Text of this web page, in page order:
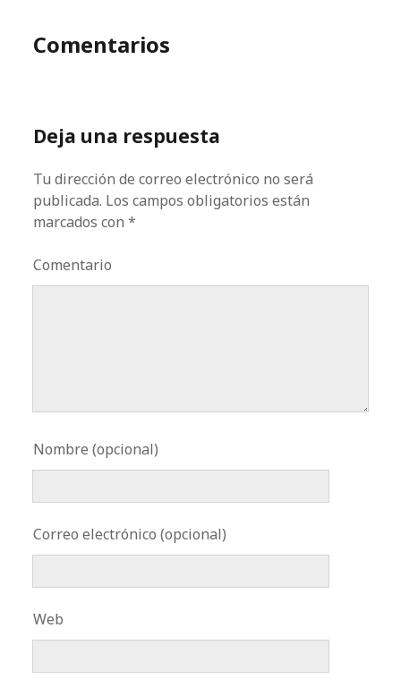
Comentarios
Deja una respuesta
Tu dirección de correo electrónico no será
publicada. Los campos obligatorios están
marcados con*
Comentario
Nombre (opcional)
Correo electrónico (opcional)
Web